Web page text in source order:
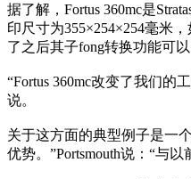
据了解，Fortus 360mc是
印尺寸为355×254×254毫米
了之后其子fong转换功能可
“Fortus 360mc改变了我们
说。
关于这方面的典型例子是一
优势。”Portsmouth说：“与